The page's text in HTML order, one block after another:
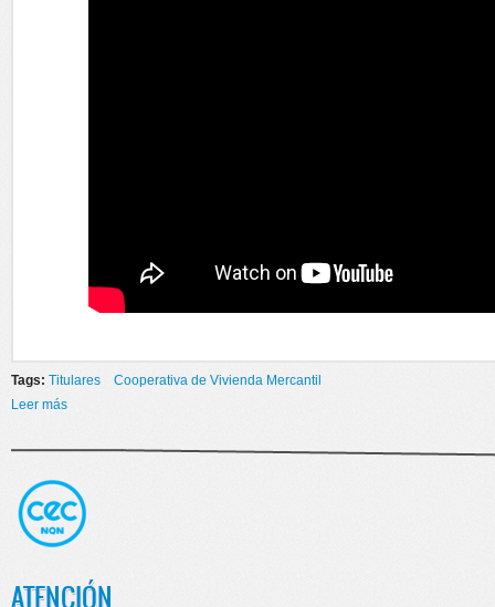
Tags: Titulares
Cooperativa de Vivienda Mercantil
Leer más
ATENCIÓN